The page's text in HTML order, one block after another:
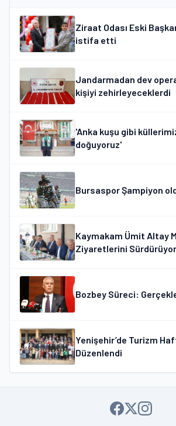
Ziraat Odası Eski
istifa etti
Jandarmadan dev
kişiyi zehirleyeceklerdi
'Anka kuşu gibi
doğuyoruz'
Bursaspor Şampiyon
Kaymakam Ümit Altay
Ziyaretlerini Sürdürüyor
Bozbey Süreci:
Yenişehir’de Turizm
Düzenlendi